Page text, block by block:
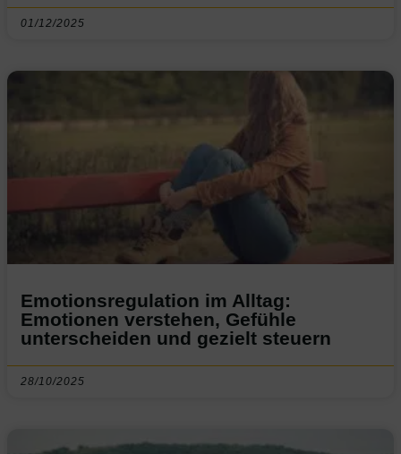
01/12/2025
Emotionsregulation im Alltag:
Emotionen verstehen, Gefühle
unterscheiden und gezielt steuern
28/10/2025